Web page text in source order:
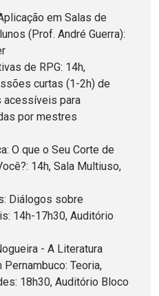
em Salas de
(Prof. André Guerra):
de RPG: 14h,
curtas (1-2h) de
acessíveis para
por mestres
O que o Seu Corte de
14h, Sala Multiuso,
Diálogos sobre
14h-17h30, Auditório
- A Literatura
Teoria,
18h30, Auditório Bloco